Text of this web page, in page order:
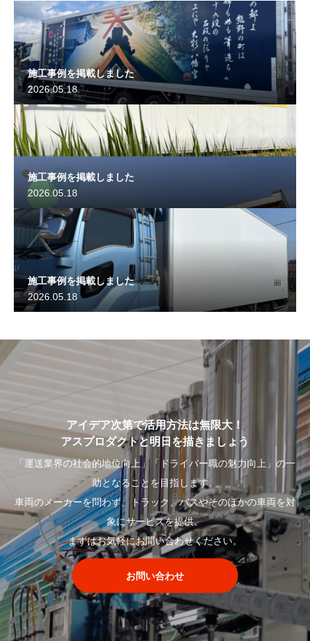
施工事例を掲載しました
2026.05.18
施工事例を掲載しました
2026.05.18
施工事例を掲載しました
2026.05.18
アイデア次第で活用方法は無限大！
アスプロダクトと明日を描きましょう
「運送業界の社会的地位向上」「ドライバー職の魅力向上」の一
助となることを目指します。
車両のメーカーを問わず、トラック、バスやそのほかの車両を対
象にサービスを提供。
まずはお気軽にお問い合わせください。
お問い合わせ